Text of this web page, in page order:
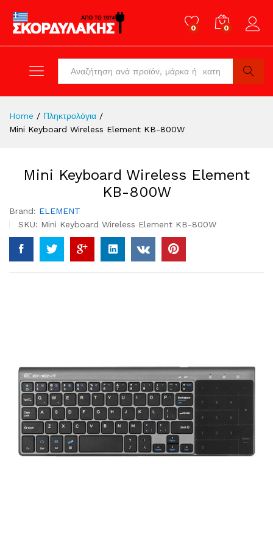
0 0
Search
Home / Πληκτρολόγια /
Mini Keyboard Wireless Element KB-800W
Mini Keyboard Wireless Element
KB-800W
Brand: ELEMENT
SKU: Mini Keyboard Wireless Element KB-800W